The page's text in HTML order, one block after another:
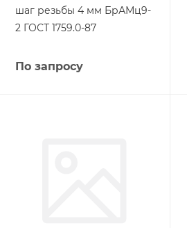
шаг резьбы 4 мм БрАМц9-
2 ГОСТ 1759.0-87
По запросу